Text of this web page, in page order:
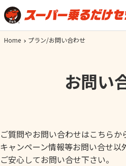
Home プラン/お問い合わせ
お問い
ご質問やお問い合わせはこちらか
キャンペーン情報等お問い合せ以
ご安心してお問い合せ下さい。